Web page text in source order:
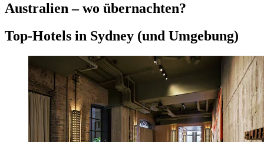
Australien – wo übernachten?
Top-Hotels in Sydney (und Umgebung)